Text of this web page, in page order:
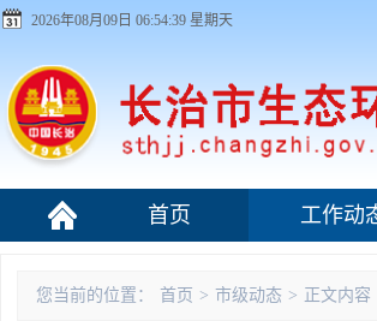
2026年08月09日 06:54:39 星期天
首页 工作动
您当前的位置： 首页 > 市级动态 > 正文内容